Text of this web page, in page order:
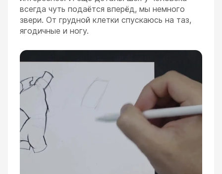
всегда чуть подаётся вперёд, мы немного
звери. От грудной клетки спускаюсь на таз,
ягодичные и ногу.